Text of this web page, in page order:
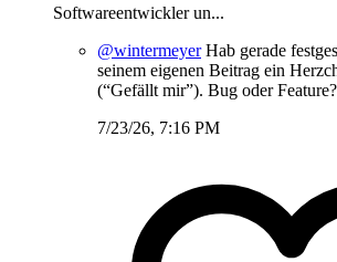
Softwareentwickler un...
@wintermeyerHab gerade
seinem eigenen Beitrag ein
(“Gefällt mir”). Bug oder Feature?
7/23/26, 7:16 PM